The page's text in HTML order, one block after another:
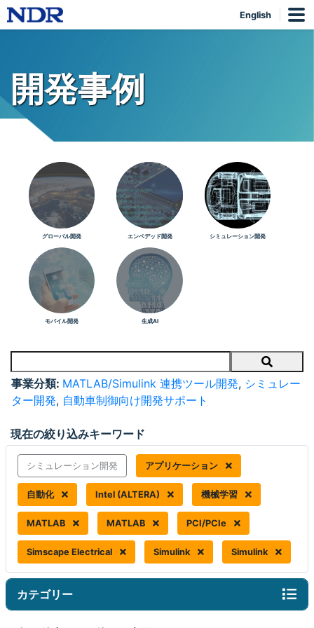
English
開発事例
グローバル開発 エンベデッド開発 シミュレーション開発
モバイル開発 生成AI
Search
事業分類: MATLAB/Simulink 連携ツール開発, シミュレー
ター開発, 自動車制御向け開発サポート
現在の絞り込みキーワード
シミュレーション開発 アプリケーション
自動化 Intel (ALTERA) 機械学習
MATLAB MATLAB PCI/PCIe
Simscape Electrical Simulink Simulink
カテゴリー